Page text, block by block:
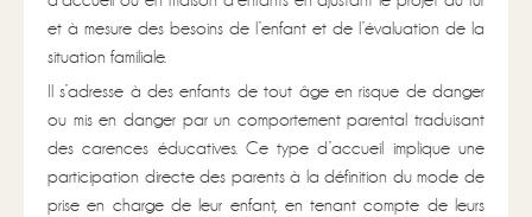
et à mesure des besoins de l’enfant et de l’évaluation de la
situation familiale.
Il s’adresse à des enfants de tout âge en risque de danger
ou mis en danger par un comportement parental traduisant
des carences éducatives. Ce type d’accueil implique une
participation directe des parents à la définition du mode de
prise en charge de leur enfant, en tenant compte de leurs